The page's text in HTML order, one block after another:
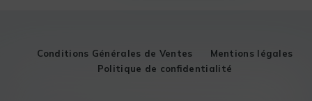
Conditions Générales de Ventes
Mentions légales
Politique de confidentialité